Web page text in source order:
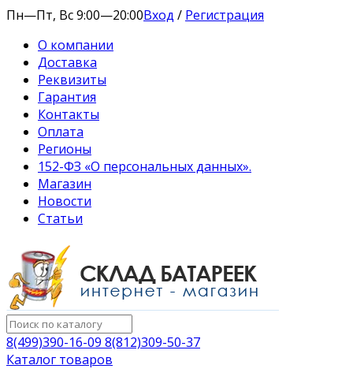
Пн—Пт, Вс 9:00—20:00Вход / Регистрация
О компании
Доставка
Реквизиты
Гарантия
Контакты
Оплата
Регионы
152-ФЗ «О персональных данных».
Магазин
Новости
Статьи
8(499)390-16-09 8(812)309-50-37
Каталог товаров